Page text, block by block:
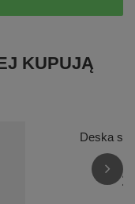
KUPUJĄ
Deska